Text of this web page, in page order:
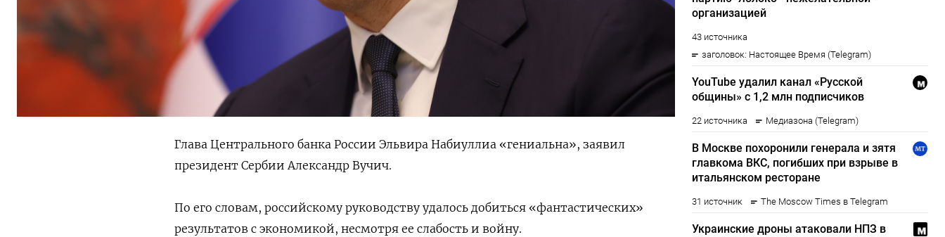
Глава Центрального банка России Эльвира Набиуллиа «гениальна», заявил
президент Сербии Александр Вучич.
По его словам, российскому руководству удалось добиться «фантастических»
результатов с экономикой, несмотря ее слабость и войну.